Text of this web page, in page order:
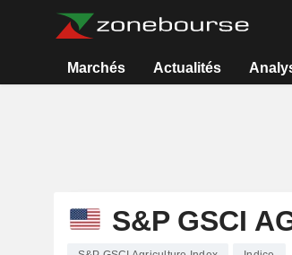
Marchés Actualités
S&P GSCI